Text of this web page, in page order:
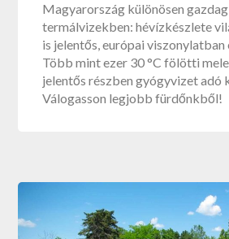
Magyarország különösen
termálvizekben: hévízkészlete
is jelentős, európai viszonylatban
Több mint ezer 30 °C fölötti
jelentős részben gyógyvizet adó
Válogasson legjobb fürdőnkből!